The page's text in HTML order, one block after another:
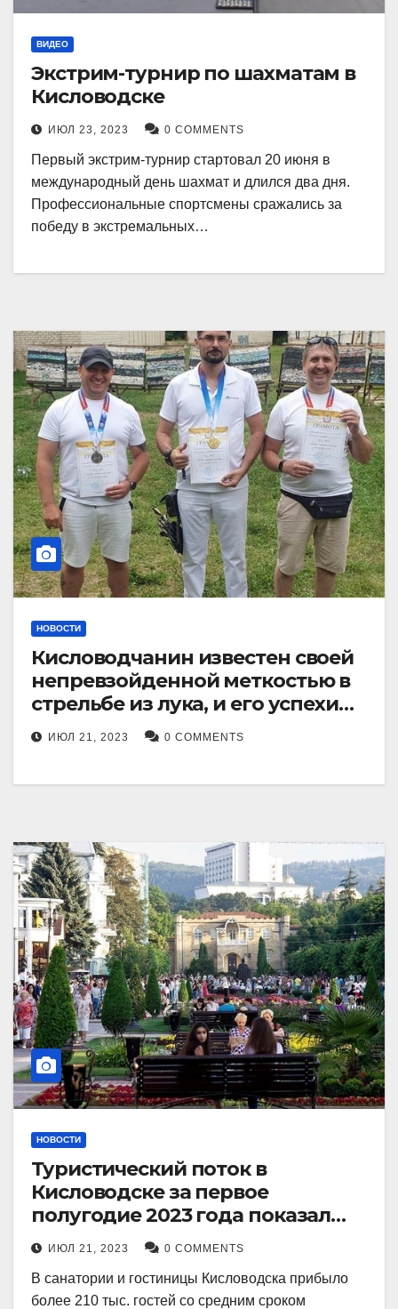
ВИДЕО
Экстрим-турнир по шахматам в
Кисловодске
ИЮЛ 23, 2023 0 COMMENTS
Первый экстрим-турнир стартовал 20 июня в
международный день шахмат и длился два дня.
Профессиональные спортсмены сражались за
победу в экстремальных…
НОВОСТИ
Кисловодчанин известен своей
непревзойденной меткостью в
стрельбе из лука, и его успехи
прославили его в
Ставропольском крае.
ИЮЛ 21, 2023 0 COMMENTS
НОВОСТИ
Туристический поток в
Кисловодске за первое
полугодие 2023 года показал
рекордный рост в 21 процент.
ИЮЛ 21, 2023 0 COMMENTS
В санатории и гостиницы Кисловодска прибыло
более 210 тыс. гостей со средним сроком